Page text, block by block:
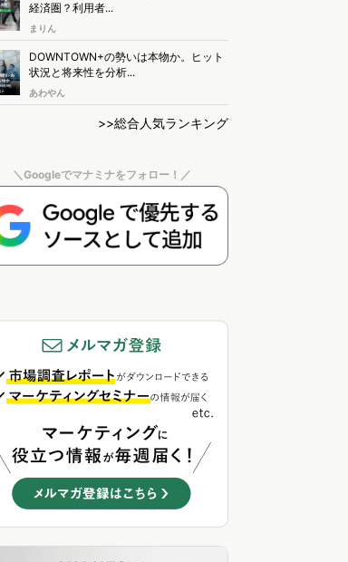
経済圏？利用者...
まりん
DOWNTOWN+の勢いは本物か。ヒット
状況と将来性を分析...
あわやん
>>総合人気ランキング
＼Googleでマナミナをフォロー！／